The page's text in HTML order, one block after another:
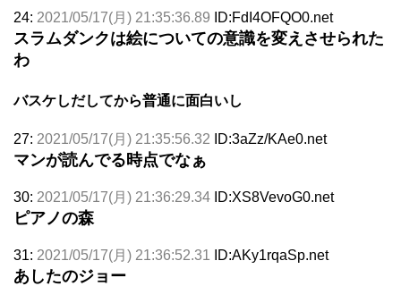
24: 2021/05/17(月) 21:35:36.89 ID:FdI4OFQO0.net
スラムダンクは絵についての意識を変えさせられた
わ
バスケしだしてから普通に面白いし
27: 2021/05/17(月) 21:35:56.32 ID:3aZz/KAe0.net
マンが読んでる時点でなぁ
30: 2021/05/17(月) 21:36:29.34 ID:XS8VevoG0.net
ピアノの森
31: 2021/05/17(月) 21:36:52.31 ID:AKy1rqaSp.net
あしたのジョー